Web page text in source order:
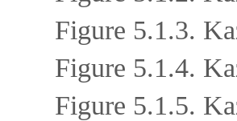
Figure 5.1.3.
Figure 5.1.4.
Figure 5.1.5.